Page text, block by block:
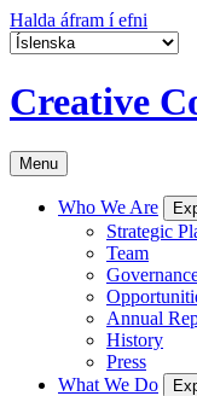
Halda áfram í efni
Creative
Menu
Who We Are
Strategic
Team
Annual
History
Press
What We Do